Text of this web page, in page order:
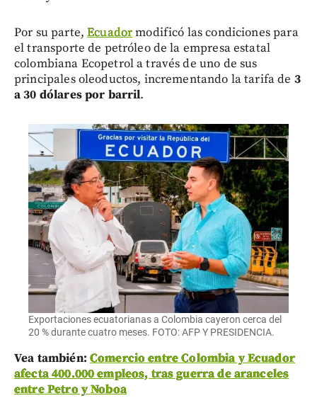
Por su parte,Ecuadormodificó las condiciones para
el transporte de petróleo de la empresa estatal
colombiana Ecopetrol a través de uno de sus
principales oleoductos, incrementando la tarifa de 3
a 30 dólares por barril.
Exportaciones ecuatorianas a Colombia cayeron cerca del
20 % durante cuatro meses. FOTO: AFP Y PRESIDENCIA.
Vea también: Comercio entre Colombia y Ecuador
afecta 400.000 empleos, tras guerra de aranceles
entre Petro y Noboa